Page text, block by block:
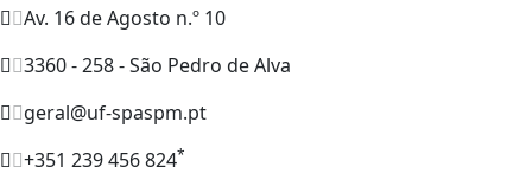
Av. 16 de Agosto n.º 10
3360 - 258 - São Pedro de Alva
geral@uf-spaspm.pt
+351 239 456 824*